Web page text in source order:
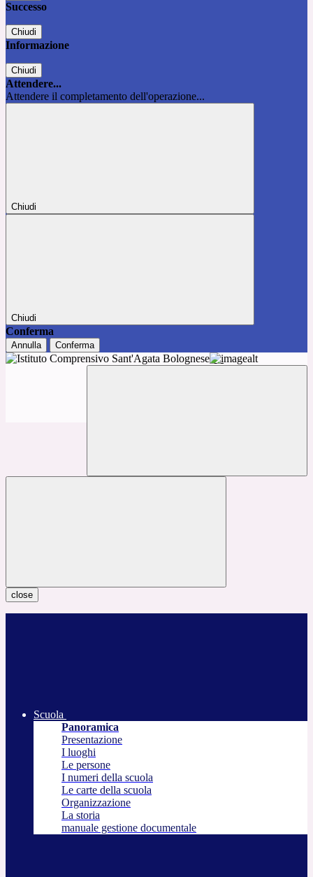
Successo
Chiudi
Informazione
Chiudi
Attendere...
Attendere il completamento dell'operazione...
Chiudi
Chiudi
Conferma
Annulla Conferma
close
Scuola
Panoramica
Presentazione
I luoghi
Le persone
I numeri della scuola
Le carte della scuola
Organizzazione
La storia
manuale gestione documentale